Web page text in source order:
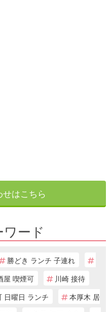
はこちら
ワード
勝どき ランチ 子連れ
屋 喫煙可
川崎 接待
日曜日 ランチ
本厚木 居